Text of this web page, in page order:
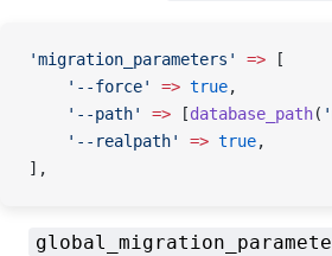
'migration_parameters' => [
    '--force'
=> true,
    '--path'
=> [database_path(
    '--realpath'
=> true,
],